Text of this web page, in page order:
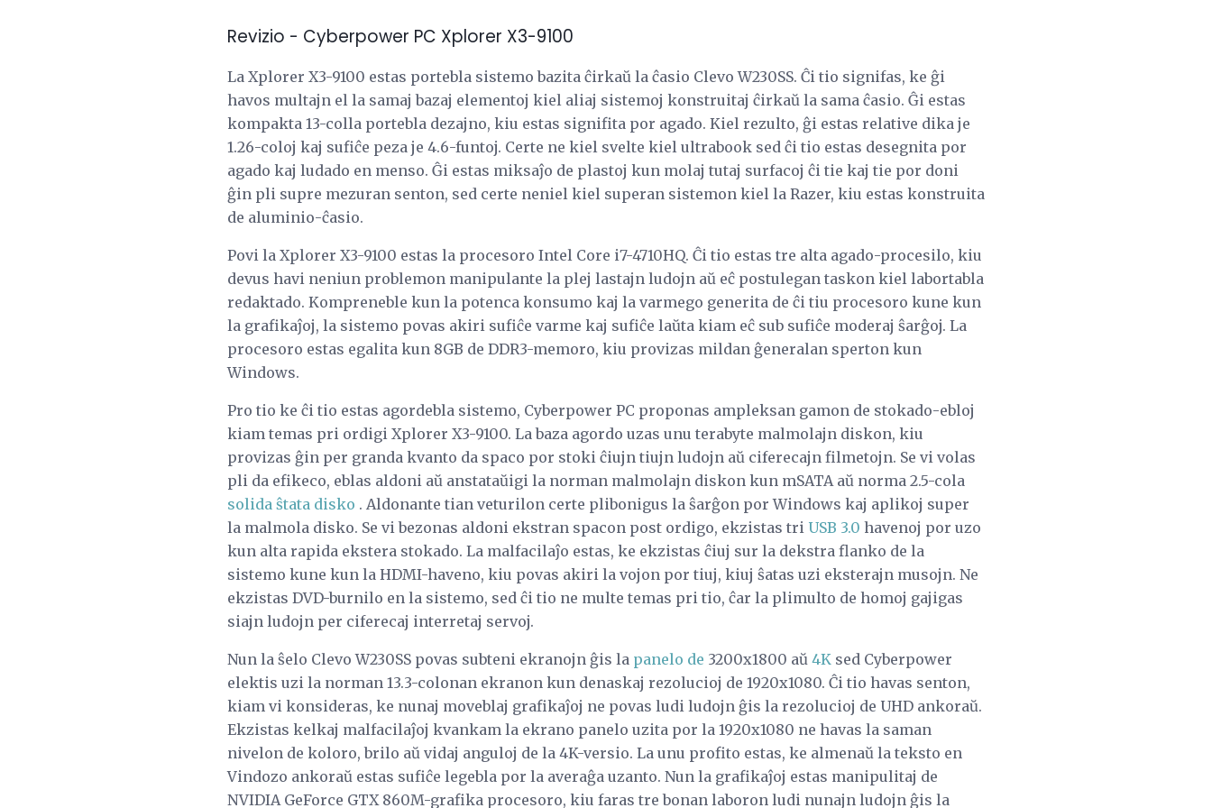
Revizio - Cyberpower PC Xplorer X3-9100
La Xplorer X3-9100 estas portebla sistemo bazita ĉirkaŭ la ĉasio Clevo W230SS. Ĉi tio signifas, ke ĝi
havos multajn el la samaj bazaj elementoj kiel aliaj sistemoj konstruitaj ĉirkaŭ la sama ĉasio. Ĝi estas
kompakta 13-colla portebla dezajno, kiu estas signifita por agado. Kiel rezulto, ĝi estas relative dika je
1.26-coloj kaj sufiĉe peza je 4.6-funtoj. Certe ne kiel svelte kiel ultrabook sed ĉi tio estas desegnita por
agado kaj ludado en menso. Ĝi estas miksaĵo de plastoj kun molaj tutaj surfacoj ĉi tie kaj tie por doni
ĝin pli supre mezuran senton, sed certe neniel kiel superan sistemon kiel la Razer, kiu estas konstruita
de aluminio-ĉasio.
Povi la Xplorer X3-9100 estas la procesoro Intel Core i7-4710HQ. Ĉi tio estas tre alta agado-procesilo, kiu
devus havi neniun problemon manipulante la plej lastajn ludojn aŭ eĉ postulegan taskon kiel labortabla
redaktado. Kompreneble kun la potenca konsumo kaj la varmego generita de ĉi tiu procesoro kune kun
la grafikaĵoj, la sistemo povas akiri sufiĉe varme kaj sufiĉe laŭta kiam eĉ sub sufiĉe moderaj ŝarĝoj. La
procesoro estas egalita kun 8GB de DDR3-memoro, kiu provizas mildan ĝeneralan sperton kun
Windows.
Pro tio ke ĉi tio estas agordebla sistemo, Cyberpower PC proponas ampleksan gamon de stokado-ebloj
kiam temas pri ordigi Xplorer X3-9100. La baza agordo uzas unu terabyte malmolajn diskon, kiu
provizas ĝin per granda kvanto da spaco por stoki ĉiujn tiujn ludojn aŭ ciferecajn filmetojn. Se vi volas
pli da efikeco, eblas aldoni aŭ anstataŭigi la norman malmolajn diskon kun mSATA aŭ norma 2.5-cola
solida ŝtata disko . Aldonante tian veturilon certe plibonigus la ŝarĝon por Windows kaj aplikoj super
la malmola disko. Se vi bezonas aldoni ekstran spacon post ordigo, ekzistas tri USB 3.0 havenoj por uzo
kun alta rapida ekstera stokado. La malfacilaĵo estas, ke ekzistas ĉiuj sur la dekstra flanko de la
sistemo kune kun la HDMI-haveno, kiu povas akiri la vojon por tiuj, kiuj ŝatas uzi eksterajn musojn. Ne
ekzistas DVD-burnilo en la sistemo, sed ĉi tio ne multe temas pri tio, ĉar la plimulto de homoj gajigas
siajn ludojn per ciferecaj interretaj servoj.
Nun la ŝelo Clevo W230SS povas subteni ekranojn ĝis la panelo de 3200x1800 aŭ 4K sed Cyberpower
elektis uzi la norman 13.3-colonan ekranon kun denaskaj rezolucioj de 1920x1080. Ĉi tio havas senton,
kiam vi konsideras, ke nunaj moveblaj grafikaĵoj ne povas ludi ludojn ĝis la rezolucioj de UHD ankoraŭ.
Ekzistas kelkaj malfacilaĵoj kvankam la ekrano panelo uzita por la 1920x1080 ne havas la saman
nivelon de koloro, brilo aŭ vidaj anguloj de la 4K-versio. La unu profito estas, ke almenaŭ la teksto en
Vindozo ankoraŭ estas sufiĉe legebla por la averaĝa uzanto. Nun la grafikaĵoj estas manipulitaj de
NVIDIA GeForce GTX 860M-grafika procesoro, kiu faras tre bonan laboron ludi nunajn ludojn ĝis la